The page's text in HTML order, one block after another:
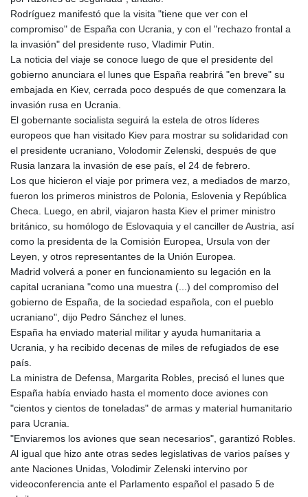
Rodríguez manifestó que la visita "tiene que ver con el
compromiso" de España con Ucrania, y con el "rechazo frontal a
la invasión" del presidente ruso, Vladimir Putin.
La noticia del viaje se conoce luego de que el presidente del
gobierno anunciara el lunes que España reabrirá "en breve" su
embajada en Kiev, cerrada poco después de que comenzara la
invasión rusa en Ucrania.
El gobernante socialista seguirá la estela de otros líderes
europeos que han visitado Kiev para mostrar su solidaridad con
el presidente ucraniano, Volodomir Zelenski, después de que
Rusia lanzara la invasión de ese país, el 24 de febrero.
Los que hicieron el viaje por primera vez, a mediados de marzo,
fueron los primeros ministros de Polonia, Eslovenia y República
Checa. Luego, en abril, viajaron hasta Kiev el primer ministro
británico, su homólogo de Eslovaquia y el canciller de Austria, así
como la presidenta de la Comisión Europea, Ursula von der
Leyen, y otros representantes de la Unión Europea.
Madrid volverá a poner en funcionamiento su legación en la
capital ucraniana "como una muestra (...) del compromiso del
gobierno de España, de la sociedad española, con el pueblo
ucraniano", dijo Pedro Sánchez el lunes.
España ha enviado material militar y ayuda humanitaria a
Ucrania, y ha recibido decenas de miles de refugiados de ese
país.
La ministra de Defensa, Margarita Robles, precisó el lunes que
España había enviado hasta el momento doce aviones con
"cientos y cientos de toneladas" de armas y material humanitario
para Ucrania.
"Enviaremos los aviones que sean necesarios", garantizó Robles.
Al igual que hizo ante otras sedes legislativas de varios países y
ante Naciones Unidas, Volodimir Zelenski intervino por
videoconferencia ante el Parlamento español el pasado 5 de